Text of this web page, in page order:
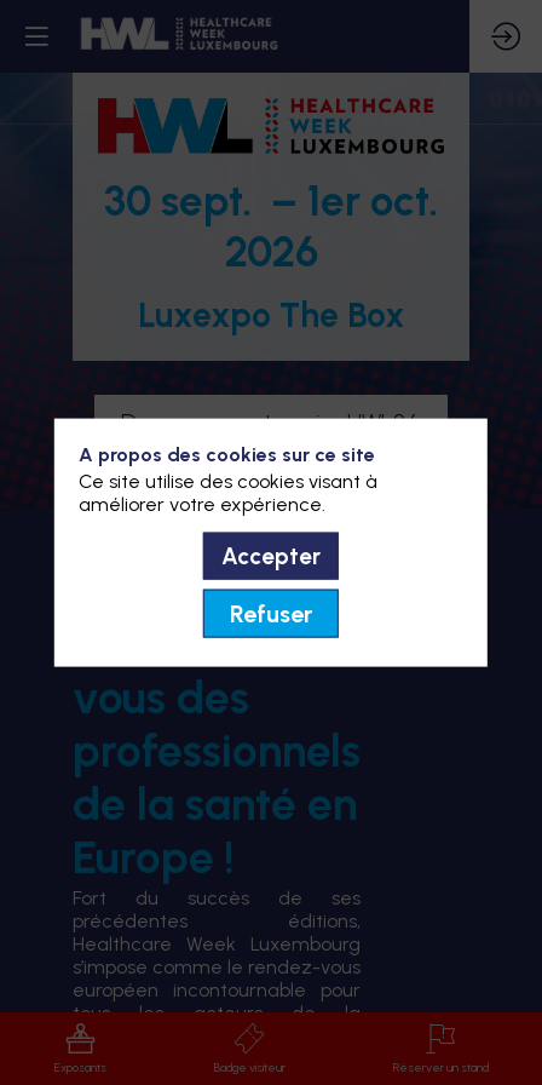
30 sept. – 1er oct.
2026
Luxexpo The Box
Devenez partenaire HWL26
Je m'inscris à HWL26
BIENVENUE À HWL26
le rendez-
vous des
professionnels
de la santé en
Europe !
Fort du succès de ses
précédentes éditions,
Healthcare Week Luxembourg
s’impose comme le rendez-vous
européen incontournable pour
tous les acteurs de la
transformation du système de
santé.
Exposants Badge visiteur Réserver un stand
A propos des cookies sur ce site
Ce site utilise des cookies visant à
améliorer votre expérience.
Accepter
Refuser